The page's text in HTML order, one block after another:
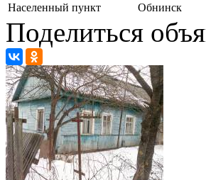
Населенный пункт
Обнинск
Поделиться